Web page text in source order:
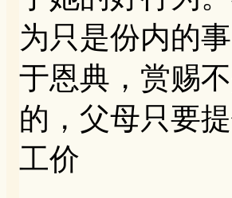
为只是份内的
于恩典，赏赐
的，父母只要
工价